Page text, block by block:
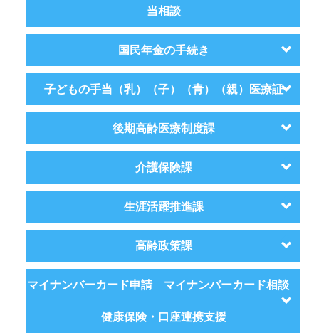
当相談
国民年金の手続き
子どもの手当（乳）（子）（青）（親）医療証
後期高齢医療制度課
介護保険課
生涯活躍推進課
高齢政策課
マイナンバーカード申請 マイナンバーカード相談
健康保険・口座連携支援